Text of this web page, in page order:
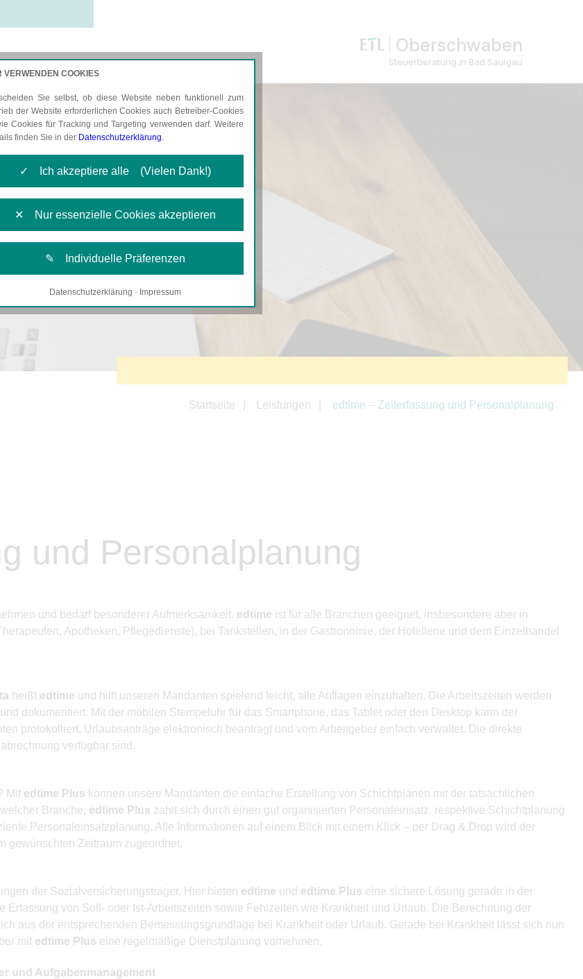
Oberschwaben
Steuerberatung in Bad Saulgau
KARRIERE
Startseite Leistungen edtime – Zeiterfassung und Personalplanung
und Personalplanung
und bedarf besonderer Aufmerksamkeit. edtime ist für alle Branchen geeignet, insbesondere aber in
Apotheken, Pflegedienste), bei Tankstellen, in der Gastronomie, der Hotellerie und dem Einzelhandel
heißt edtime und hilft unseren Mandanten spielend leicht, alle Auflagen einzuhalten. Die Arbeitszeiten werden
dokumentiert. Mit der mobilen Stempeluhr für das Smartphone, das Tablet oder den Desktop kann der
protokolliert, Urlaubsanträge elektronisch beantragt und vom Arbeitgeber einfach verwaltet. Die direkte
verfügbar sind.
Mit edtime Plus können unsere Mandanten die einfache Erstellung von Schichtplänen mit der tatsächlichen
Branche, edtime Plus zahlt sich durch einen gut organisierten Personaleinsatz, respektive Schichtplanung
Personaleinsatzplanung. Alle Informationen auf einem Blick mit einem Klick – per Drag & Drop wird der
gewünschten Zeitraum zugeordnet.
der Sozialversicherungsträger. Hier bieten edtime und edtime Plus eine sichere Lösung gerade in der
Erfassung von Soll- oder Ist-Arbeitszeiten sowie Fehlzeiten wie Krankheit und Urlaub. Die Berechnung der
aus der entsprechenden Bemessungsgrundlage bei Krankheit oder Urlaub. Gerade bei Krankheit lässt sich nun
mit edtime Plus eine regelmäßige Dienstplanung vornehmen.
und Aufgabenmanagement
VERWENDEN COOKIES
Sie selbst, ob diese Website neben funktionell zum
der Website erforderlichen Cookies auch Betreiber-Cookies
Cookies für Tracking und Targeting verwenden darf. Weitere
finden Sie in der Datenschutzerklärung.
✓ Ich akzeptiere alle (Vielen Dank!)
✕ Nur essenzielle Cookies akzeptieren
✎ Individuelle Präferenzen
Notwendige Cookies
unseres Angebotes einschließlich der Verknüpfung zu
Datenschutzerklärung · Impressum